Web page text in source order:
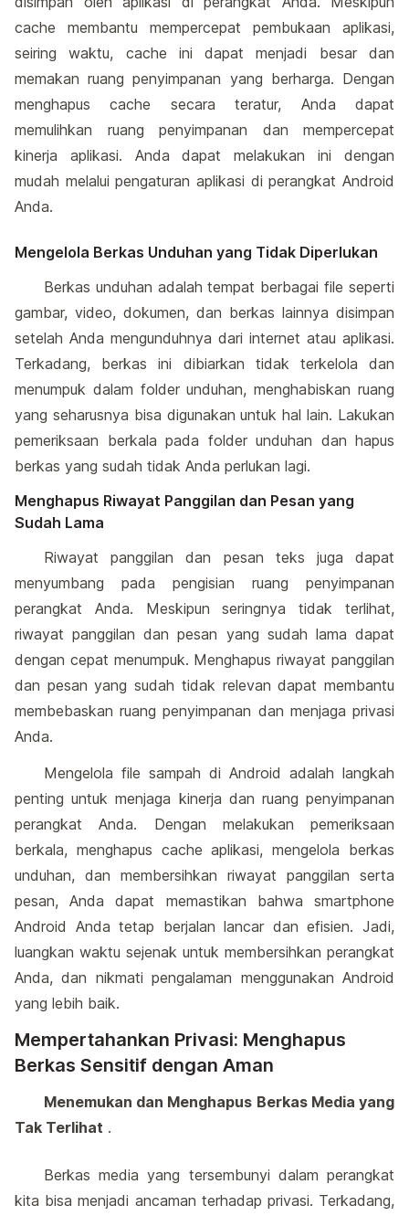
cache membantu mempercepat pembukaan aplikasi,
seiring waktu, cache ini dapat menjadi besar dan
memakan ruang penyimpanan yang berharga. Dengan
menghapus cache secara teratur, Anda dapat
memulihkan ruang penyimpanan dan mempercepat
kinerja aplikasi. Anda dapat melakukan ini dengan
mudah melalui pengaturan aplikasi di perangkat Android
Anda.
Mengelola Berkas Unduhan yang Tidak Diperlukan
Berkas unduhan adalah tempat berbagai file seperti
gambar, video, dokumen, dan berkas lainnya disimpan
setelah Anda mengunduhnya dari internet atau aplikasi.
Terkadang, berkas ini dibiarkan tidak terkelola dan
menumpuk dalam folder unduhan, menghabiskan ruang
yang seharusnya bisa digunakan untuk hal lain. Lakukan
pemeriksaan berkala pada folder unduhan dan hapus
berkas yang sudah tidak Anda perlukan lagi.
Menghapus Riwayat Panggilan dan Pesan yang
Sudah Lama
Riwayat panggilan dan pesan teks juga dapat
menyumbang pada pengisian ruang penyimpanan
perangkat Anda. Meskipun seringnya tidak terlihat,
riwayat panggilan dan pesan yang sudah lama dapat
dengan cepat menumpuk. Menghapus riwayat panggilan
dan pesan yang sudah tidak relevan dapat membantu
membebaskan ruang penyimpanan dan menjaga privasi
Anda.
Mengelola file sampah di Android adalah langkah
penting untuk menjaga kinerja dan ruang penyimpanan
perangkat Anda. Dengan melakukan pemeriksaan
berkala, menghapus cache aplikasi, mengelola berkas
unduhan, dan membersihkan riwayat panggilan serta
pesan, Anda dapat memastikan bahwa smartphone
Android Anda tetap berjalan lancar dan efisien. Jadi,
luangkan waktu sejenak untuk membersihkan perangkat
Anda, dan nikmati pengalaman menggunakan Android
yang lebih baik.
Mempertahankan Privasi: Menghapus
Berkas Sensitif dengan Aman
Menemukan dan Menghapus Berkas Media yang
Tak Terlihat .
Berkas media yang tersembunyi dalam perangkat
kita bisa menjadi ancaman terhadap privasi. Terkadang,